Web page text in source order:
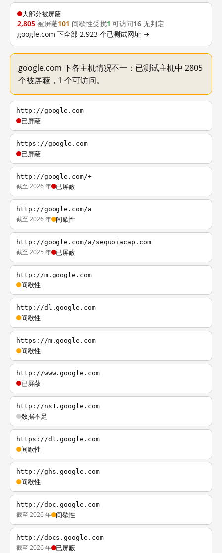
大部分被屏蔽
2,805 被屏蔽101 间歇性受扰1 可访问16 无判定
google.com 下全部 2,923 个已测试网址 →
google.com 下各主机情况不一：已测试主机中 2805
个被屏蔽，1 个可访问。
http://google.com
已屏蔽
https://google.com
已屏蔽
http://google.com/+
截至 2026 年 已屏蔽
http://google.com/a
截至 2026 年 间歇性
http://google.com/a/sequoiacap.com
截至 2025 年 已屏蔽
http://m.google.com
间歇性
http://dl.google.com
间歇性
https://m.google.com
间歇性
http://www.google.com
已屏蔽
http://ns1.google.com
数据不足
https://dl.google.com
间歇性
http://ghs.google.com
间歇性
http://doc.google.com
截至 2026 年 间歇性
http://docs.google.com
截至 2026 年 已屏蔽